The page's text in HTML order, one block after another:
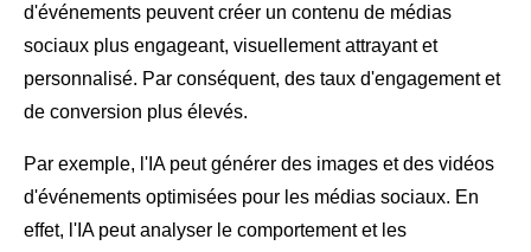
d'événements peuvent créer un contenu de médias
sociaux plus engageant, visuellement attrayant et
personnalisé. Par conséquent, des taux d'engagement et
de conversion plus élevés.
Par exemple, l'IA peut générer des images et des vidéos
d'événements optimisées pour les médias sociaux. En
effet, l'IA peut analyser le comportement et les